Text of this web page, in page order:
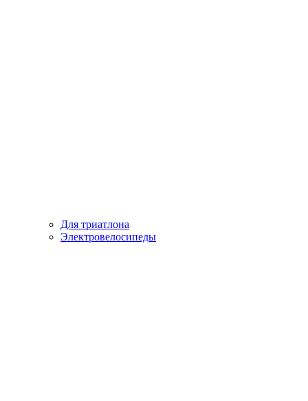
Для триатлона
Электровелосипеды